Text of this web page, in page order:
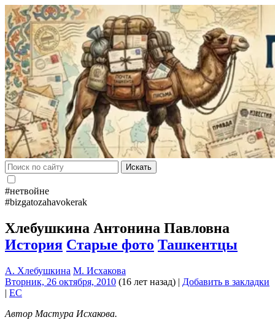
Искать
#нетвойне
#bizgatozahavokerak
Хлебушкина Антонина Павловна
История Старые фото Ташкентцы
А. Хлебушкина М. Исхакова
Вторник, 26 октября, 2010 (16 лет назад) | Добавить в закладки
| EC
Автор Мастура Исхакова.